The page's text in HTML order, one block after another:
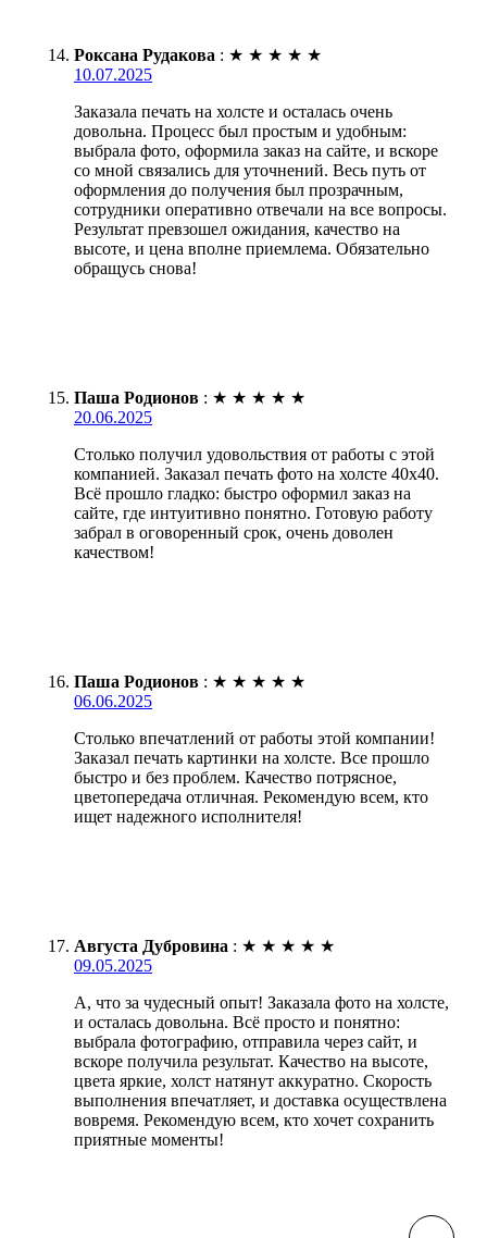
Роксана Рудакова : ★ ★ ★ ★ ★
10.07.2025
Заказала печать на холсте и осталась очень
довольна. Процесс был простым и удобным:
выбрала фото, оформила заказ на сайте, и вскоре
со мной связались для уточнений. Весь путь от
оформления до получения был прозрачным,
сотрудники оперативно отвечали на все вопросы.
Результат превзошел ожидания, качество на
высоте, и цена вполне приемлема. Обязательно
обращусь снова!
Паша Родионов : ★ ★ ★ ★ ★
20.06.2025
Столько получил удовольствия от работы с этой
компанией. Заказал печать фото на холсте 40х40.
Всё прошло гладко: быстро оформил заказ на
сайте, где интуитивно понятно. Готовую работу
забрал в оговоренный срок, очень доволен
качеством!
Паша Родионов : ★ ★ ★ ★ ★
06.06.2025
Столько впечатлений от работы этой компании!
Заказал печать картинки на холсте. Все прошло
быстро и без проблем. Качество потрясное,
цветопередача отличная. Рекомендую всем, кто
ищет надежного исполнителя!
Августа Дубровина : ★ ★ ★ ★ ★
09.05.2025
А, что за чудесный опыт! Заказала фото на холсте,
и осталась довольна. Всё просто и понятно:
выбрала фотографию, отправила через сайт, и
вскоре получила результат. Качество на высоте,
цвета яркие, холст натянут аккуратно. Скорость
выполнения впечатляет, и доставка осуществлена
вовремя. Рекомендую всем, кто хочет сохранить
приятные моменты!